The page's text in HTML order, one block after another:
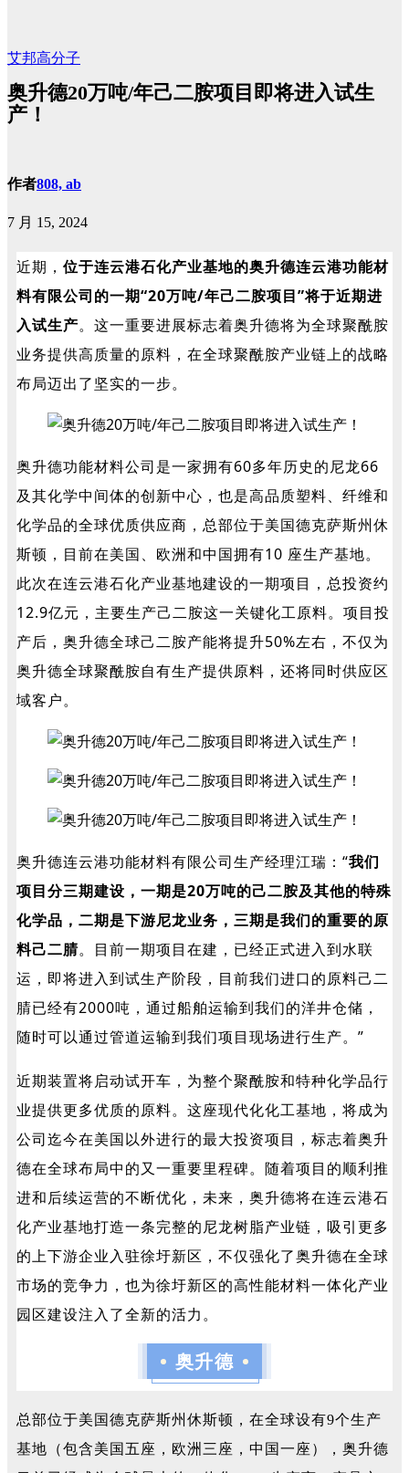
艾邦高分子
奥升德20万吨/年己二胺项目即将进入试生
产！
作者808, ab
7 月 15, 2024
近期， 位于连云港石化产业基地的奥升德连云港功能材
料有限公司的一期“20万吨/年己二胺项目”将于近期进
入试生产。 这一重要进展标志着奥升德将为全球聚酰胺
业务提供高质量的原料，在全球聚酰胺产业链上的战略
布局迈出了坚实的一步。
奥升德功能材料公司是一家拥有60多年历史的尼龙66
及其化学中间体的创新中心，也是高品质塑料、纤维和
化学品的全球优质供应商，总部位于美国德克萨斯州休
斯顿，目前在美国、欧洲和中国拥有10 座生产基地。
此次在连云港石化产业基地建设的一期项目，总投资约
12.9亿元，主要生产己二胺这一关键化工原料。项目投
产后，奥升德全球己二胺产能将提升50%左右，不仅为
奥升德全球聚酰胺自有生产提供原料，还将同时供应区
域客户。
奥升德连云港功能材料有限公司生产经理江瑞： “我们
项目分三期建设，一期是20万吨的己二胺及其他的特殊
化学品， 二期是下游尼龙业务，三期是我们的重要的原
料己二腈。目前一期项目在建，已经正式进入到水联
运，即将进入到试生产阶段，目前我们进口的原料己二
腈已经有2000吨，通过船舶运输到我们的洋井仓储，
随时可以通过管道运输到我们项目现场进行生产。”
近期装置将启动试开车，为整个聚酰胺和特种化学品行
业提供更多优质的原料。这座现代化化工基地，将成为
公司迄今在美国以外进行的最大投资项目，标志着奥升
德在全球布局中的又一重要里程碑。随着项目的顺利推
进和后续运营的不断优化，未来，奥升德将在连云港石
化产业基地打造一条完整的尼龙树脂产业链，吸引更多
的上下游企业入驻徐圩新区，不仅强化了奥升德在全球
市场的竞争力，也为徐圩新区的高性能材料一体化产业
园区建设注入了全新的活力。
奥升德
总部位于美国德克萨斯州休斯顿，在全球设有9个生产
基地（包含美国五座，欧洲三座，中国一座），奥升德